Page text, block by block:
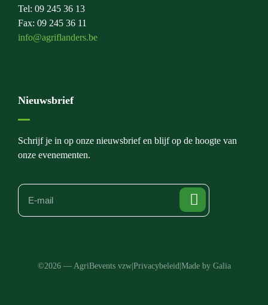
Tel: 09 245 36 13
Fax: 09 245 36 11
info@agriflanders.be
Nieuwsbrief
Schrijf je in op onze nieuwsbrief en blijf op de hoogte van
onze evenementen.
©2026 — AgriBevents vzw| Privacybeleid Made by Galia